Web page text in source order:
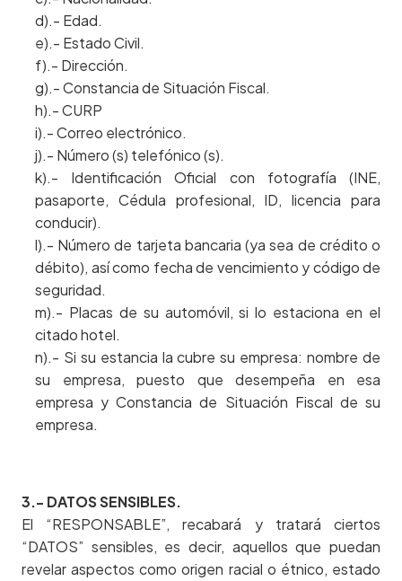
d).- Edad.
e).- Estado Civil.
f).- Dirección.
g).- Constancia de Situación Fiscal.
h).- CURP
i).- Correo electrónico.
j).- Número (s) telefónico (s).
k).- Identificación Oficial con fotografía (INE,
pasaporte, Cédula profesional, ID, licencia para
conducir).
l).- Número de tarjeta bancaria (ya sea de crédito o
débito), así como fecha de vencimiento y código de
seguridad.
m).- Placas de su automóvil, si lo estaciona en el
citado hotel.
n).- Si su estancia la cubre su empresa: nombre de
su empresa, puesto que desempeña en esa
empresa y Constancia de Situación Fiscal de su
empresa.
3.- DATOS SENSIBLES.
El “RESPONSABLE”, recabará y tratará ciertos
“DATOS” sensibles, es decir, aquellos que puedan
revelar aspectos como origen racial o étnico, estado